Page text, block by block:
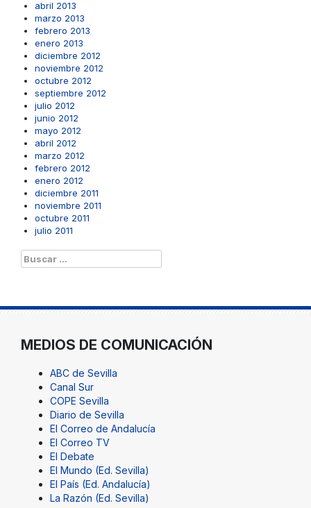
abril 2013
marzo 2013
febrero 2013
enero 2013
diciembre 2012
noviembre 2012
octubre 2012
septiembre 2012
julio 2012
junio 2012
mayo 2012
abril 2012
marzo 2012
febrero 2012
enero 2012
diciembre 2011
noviembre 2011
octubre 2011
julio 2011
Buscar:
MEDIOS DE COMUNICACIÓN
ABC de Sevilla
Canal Sur
COPE Sevilla
Diario de Sevilla
El Correo de Andalucía
El Correo TV
El Debate
El Mundo (Ed. Sevilla)
El País (Ed. Andalucía)
La Razón (Ed. Sevilla)